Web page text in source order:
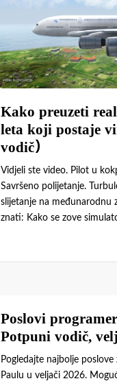
Kako preuzeti
leta koji postaje
vodič)
Vidjeli ste video. Pilot u
Savršeno polijetanje.
slijetanje na međunarodnu
znati: Kako se zove
Poslovi
Potpuni vodič,
Pogledajte najbolje
Paulu u veljači 2026.